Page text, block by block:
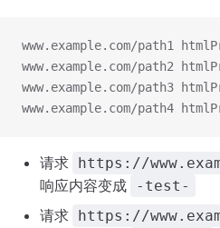
www.example.com/path1
www.example.com/path2
www.example.com/path3
www.example.com/path4
请求 https://
响应内容变成 -test-
请求 https://